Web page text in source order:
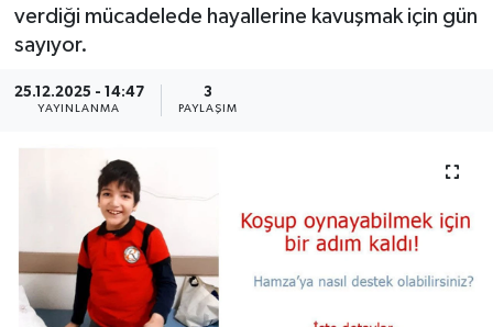
verdiği mücadelede hayallerine kavuşmak için gün
sayıyor.
25.12.2025 - 14:47
YAYINLANMA
3
PAYLAŞIM
Haber Arşivi